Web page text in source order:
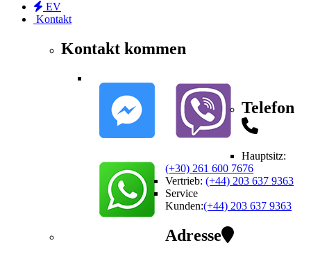
EV
Kontakt
Kontakt kommen
Telefon
Hauptsitz:
(+30) 261 600 7676
Vertrieb: (+44) 203 637 9363
Service
Kunden:(+44) 203 637 9363
Adresse